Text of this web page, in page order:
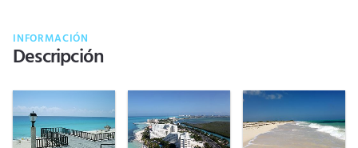
INFORMACIÓN
Descripción